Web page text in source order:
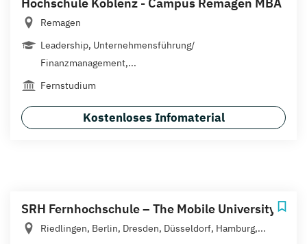
Hochschule Koblenz - Campus Remagen MBA
Remagen
Leadership, Unternehmensführung/
Finanzmanagement,...
Fernstudium
Kostenloses Infomaterial
SRH Fernhochschule – The Mobile University
Riedlingen, Berlin, Dresden, Düsseldorf, Hamburg,...